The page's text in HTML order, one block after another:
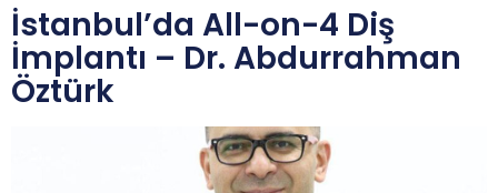
İstanbul’da All-on-4 Diş
İmplantı – Dr. Abdurrahman
Öztürk